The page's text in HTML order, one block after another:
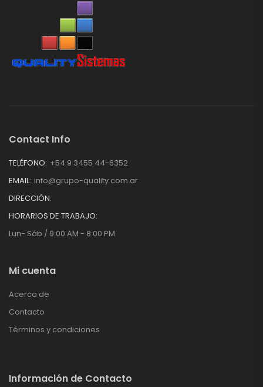
Contact Info
TELÉFONO: +54 9 3455 44-6352
EMAIL: info@grupo-quality.com.ar
DIRECCIÓN:
HORARIOS DE TRABAJO:
Lun- Sáb / 9:00 AM - 8:00 PM
Mi cuenta
Acerca de
Contacto
Términos y condiciones
Información de Contacto